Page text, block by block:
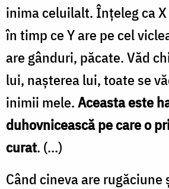
inima celuilalt. Înțeleg ca
în timp ce Y are pe cel
are gânduri, păcate. Văd
lui, nașterea lui, toate se
inimii mele.Aceasta este
duhovnicească pe care o
curat. (…)
Când cineva are rugăciune